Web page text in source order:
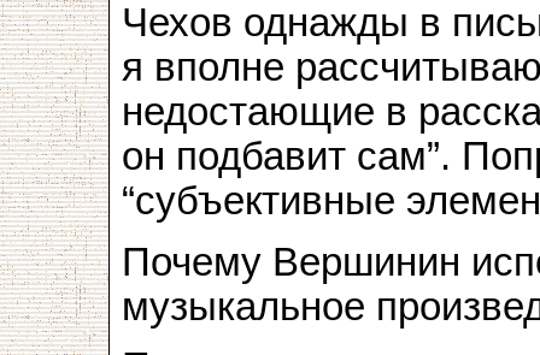
Чехов однажды в
я вполне
недостающие в
он подбавит сам”.
“субъективные
Почему Вершинин
музыкальное